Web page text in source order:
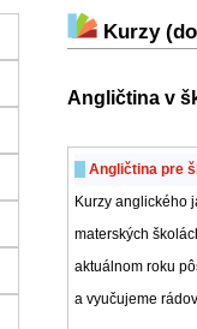
Kurzy
Angličtina v
Angličtina pre
Kurzy anglického
materských
aktuálnom roku
a vyučujeme